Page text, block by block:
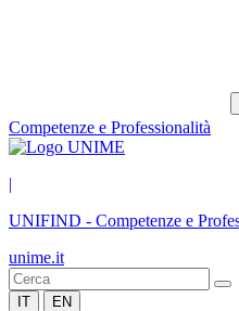
Competenze e Professionalità
|
UNIFIND - Competenze e
unime.it
IT EN